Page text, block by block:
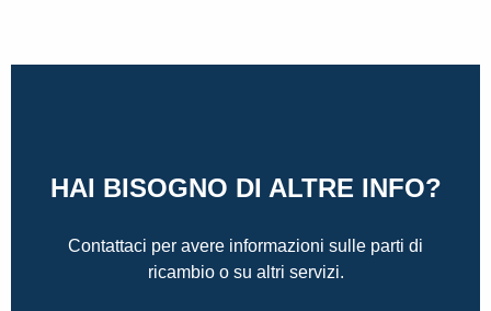
HAI BISOGNO DI ALTRE INFO?
Contattaci per avere informazioni sulle parti di
ricambio o su altri servizi.